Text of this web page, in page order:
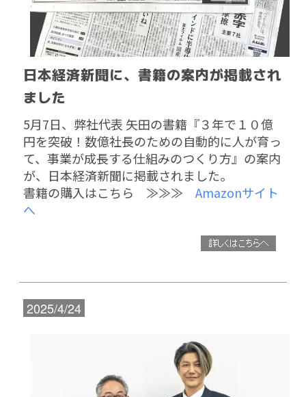
日本経済新聞に、書籍の案内が掲載され
ました
5月7日、弊社代表 矢田の書籍『３年で１０億
円を突破！数億社長のための自動的に人が育っ
て、 事業が成長する仕組みのつくり方』の案内
が、日本経済新聞に掲載されました。
書籍の購入はこちら ≫≫≫Amazonサイト
へ
2025/4/24